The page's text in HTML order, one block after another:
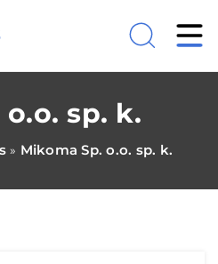
sp. k.
» Mikoma Sp. o.o. sp. k.